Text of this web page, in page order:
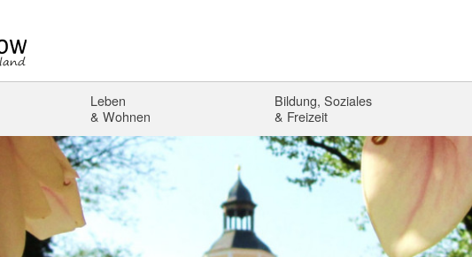
Leben
& Wohnen
Bildung, Soziales
& Freizeit